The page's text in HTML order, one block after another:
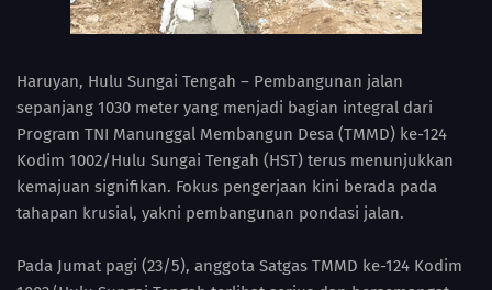
Haruyan, Hulu Sungai Tengah – Pembangunan jalan
sepanjang 1030 meter yang menjadi bagian integral dari
Program TNI Manunggal Membangun Desa (TMMD) ke-124
Kodim 1002/Hulu Sungai Tengah (HST) terus menunjukkan
kemajuan signifikan. Fokus pengerjaan kini berada pada
tahapan krusial, yakni pembangunan pondasi jalan.
Pada Jumat pagi (23/5), anggota Satgas TMMD ke-124 Kodim